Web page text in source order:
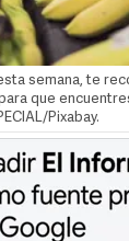
semana, te
que
Pixabay.